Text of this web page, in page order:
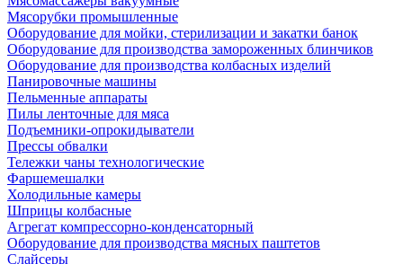
Мясорубки промышленные
Оборудование для мойки, стерилизации и закатки банок
Оборудование для производства замороженных блинчиков
Оборудование для производства колбасных изделий
Панировочные машины
Пельменные аппараты
Пилы ленточные для мяса
Подъемники-опрокидыватели
Прессы обвалки
Тележки чаны технологические
Фаршемешалки
Холодильные камеры
Шприцы колбасные
Агрегат компрессорно-конденсаторный
Оборудование для производства мясных паштетов
Слайсеры